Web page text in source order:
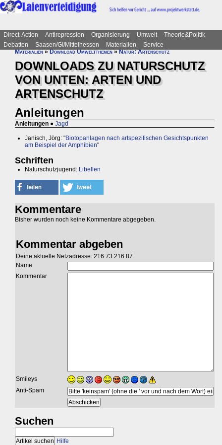
Direct-Action Antirepression Organisierung Umwelt
Theorie&Politik
Debatten
Saasen/GI/Mittelhessen Materialien
Service
Materialien»Download Umweltthemen»Natur: Artenschutz
DOWNLOADS ZU NATURSCHUTZ
VON UNTEN: ARTEN UND
ARTENSCHUTZ
Anleitungen
Anleitungen ● Jagd
Janisch, Jörg: "Biotopanlagen nach artspezifischen Gesichtspunkten
am Beispiel der Amphibien"
Schriften
Naturschutzjugend: Libellen
Kommentare
Bisher wurden noch keine Kommentare abgegeben.
Kommentar abgeben
Deine aktuelle Netzadresse: 216.73.216.87
Name
Kommentar
Smileys
Anti-Spam
Suchen
Hilfe